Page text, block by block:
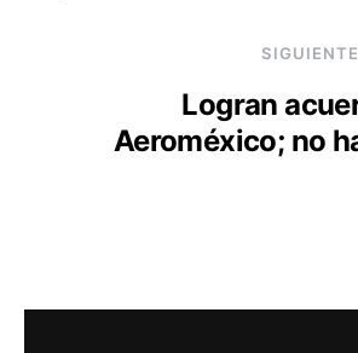
Logran
Aeroméxico; no